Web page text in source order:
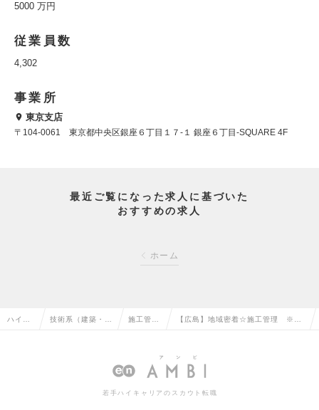
5000 万円
従業員数
4,302
事業所
東京支店
〒104-0061 東京都中央区銀座６丁目１７-１ 銀座６丁目-SQUARE 4F
最近ご覧になった求人に基づいた
おすすめの求人
ホーム
ハイク 技術系（建築・設 施工管理
の転職
【広島】地域密着☆施工管理 ※土
※経験者募集の求人情報
若手ハイキャリアのスカウト転職